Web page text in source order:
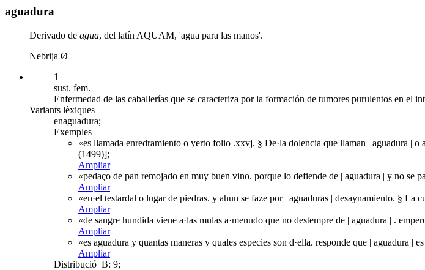
aguadura
Derivado de agua, del latín AQUAM, 'agua para las manos'.
Nebrija Ø
1
sust. fem.
Enfermedad de las caballerías que se caracteriza por la formación de tumores purulentos en el
Variants lèxiques
enaguadura;
Exemples
«es llamada enredramiento o yerto folio .xxvj. § De·la dolencia que llaman | aguadura
(1499)];
Ampliar
«pedaço de pan remojado en muy buen vino. porque lo defiende de | aguadura | y no
Ampliar
«en·el testardal o lugar de piedras. y ahun se faze por | aguaduras | desaynamiento. §
Ampliar
«de sangre hundida viene a·las mulas a·menudo que no destempre de | aguadura | .
Ampliar
«es aguadura y quantas maneras y quales especies son d·ella. responde que | aguadura
Ampliar
Distribució B: 9;